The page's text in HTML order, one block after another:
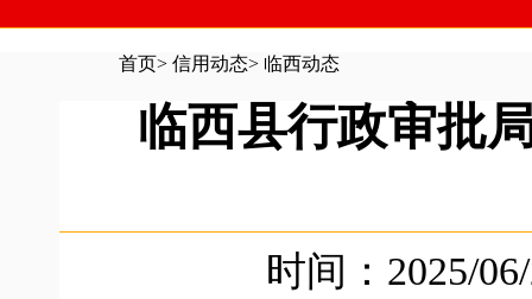
首页> 信用动态> 临西动态
临西县行政审批
时间：2025/